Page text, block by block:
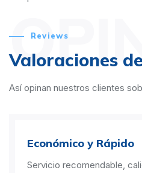
Reviews
Valoraciones
Así opinan nuestros clientes
Económico y Rápido
Servicio recomendable,